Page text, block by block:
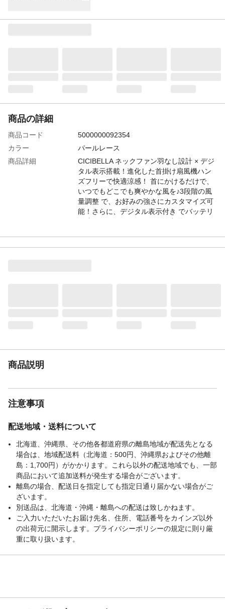
商品の詳細
商品コード
5000000092354
カラー
パールレース
商品詳細
CICIBELLA ネックファン羽なし設計 × デジ
タル表示搭載！進化した首掛け扇風機ハン
ズフリーで快適涼感！ 首にかけるだけで、
いつでもどこでも爽やかな風を♪3段階の風
量調整 で、お好みの強さにカスタマイズ可
能！さらに、デジタル表示付き でバッテリ
〃
定格入力：5V/1A／消費電力：3.3W／充電
体、取扱説明書、充電ケーブル／デジタル
表示 羽なし
材質
ABS+PP+TPEE
生産地
中国
JAN
（e21-59285）
備考
【必ずお読みください】 ※使用時間は目安
場合があります。 ※充電中は使用しないで
ください。 ※海外製造品のため輸送時に製
品やパッケージに小さな傷や汚れ、へこみ
商品説明
注意事項
配送地域・送料について
北海道、沖縄県、その他各都道府県の離島地域が配送先となる
場合は、地域配送料（北海道：500円、沖縄県およびその他離
島：1,700円）がかかります。これら以外の配送地域でも、一部
商品において追加送料が発生する場合がございます。
離島の場合、配送日を指定しても指定日通り届かない場合がご
ざいます。
別送品は、北海道・沖縄・離島への配送は致しかねます。
ご入力いただいたお届け先名、住所、電話番号をカインズ以外
の出荷元に開示します。プライバシーポリシーの規定に則り厳
重に取り扱います。